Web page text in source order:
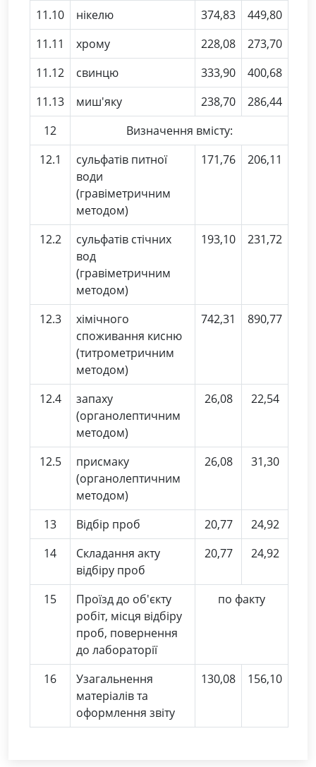
11.10
нікелю 374,83
449,80
11.11
хрому 228,08
273,70
11.12
свинцю 333,90
400,68
11.13
миш'яку 238,70
286,44
12
Визначення вмісту:
12.1
сульфатів питної
води
(гравіметричним
методом)
171,76 206,11
12.2
сульфатів стічних
вод
(гравіметричним
методом)
193,10 231,72
12.3
хімічного
споживання кисню
(титрометричним
методом)
742,31 890,77
12.4
запаху
(органолептичним
методом)
26,08 22,54
12.5
присмаку
(органолептичним
методом)
26,08 31,30
13 Відбір проб 20,77
24,92
14
Складання акту
відбіру проб
20,77 24,92
15
Проїзд до об'єкту
робіт, місця відбіру
проб, повернення
до лабораторії
по факту
16
Узагальнення
матеріалів та
оформлення звіту
130,08 156,10